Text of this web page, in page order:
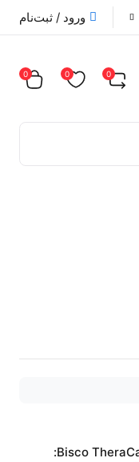
ورود / ثبت‌نام
0
0
0